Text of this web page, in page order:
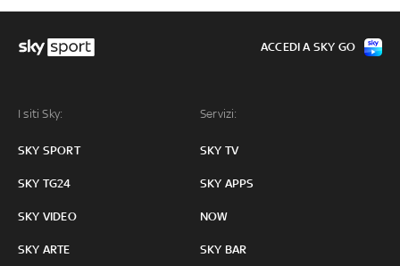
I siti Sky:
SKY SPORT
SKY TG24
SKY VIDEO
SKY ARTE
Servizi:
SKY TV
SKY APPS
NOW
SKY BAR
ACCEDI A SKY GO